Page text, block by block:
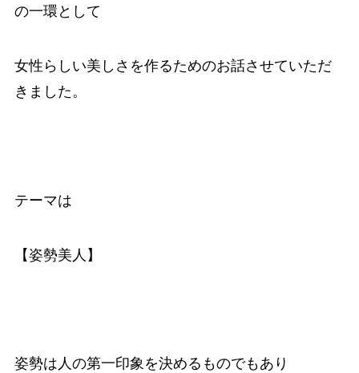
の一環として
女性らしい美しさを作るためのお話させていただ
きました。
テーマは
【姿勢美人】
姿勢は人の第一印象を決めるものでもあり